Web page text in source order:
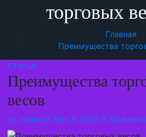
торговых
Главная
Преимущества
Статьи
Преимущества
весов
от redactor Ноя 3, 2021 0